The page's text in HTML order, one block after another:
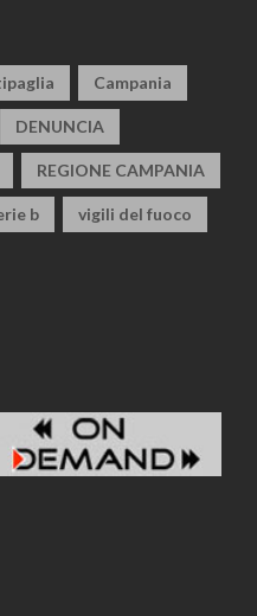
Campania
DENUNCIA
REGIONE CAMPANIA
b vigili del fuoco